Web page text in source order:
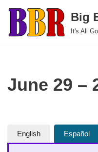
Skip
to
Big
It's All
June 29 –
English Español